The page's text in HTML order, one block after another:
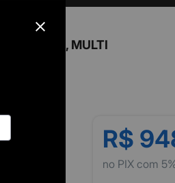
R$
no PIX com
NB445, MULTI